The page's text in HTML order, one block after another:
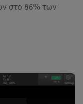
στο 86% των